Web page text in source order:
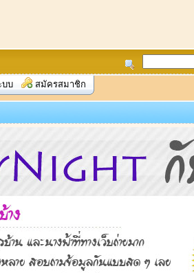
บบ สมัครสมาชิก